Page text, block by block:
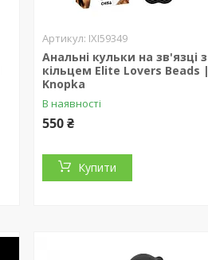
IXI59349
Анальні кульки на зв'язці з
кільцем Elite Lovers Beads |
Knopka
В наявності
550 ₴
Купити